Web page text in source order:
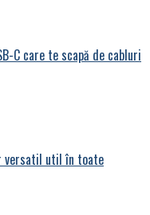
C care te scapă de cabluri
versatil util în toate